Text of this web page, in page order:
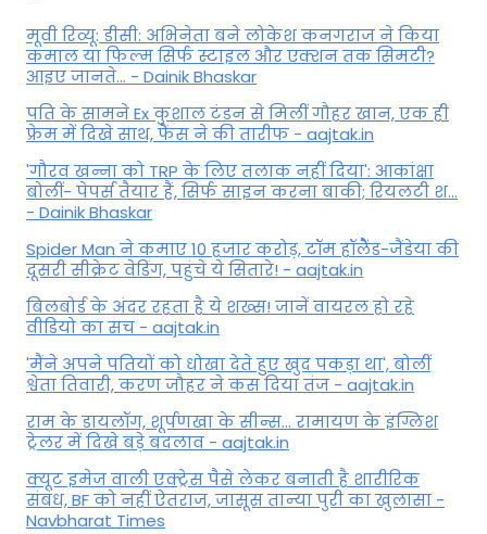
मूवी रिव्यू: डीसी: अभिनेता बने लोकेश कनगराज ने किया
कमाल या फिल्म सिर्फ स्टाइल और एक्शन तक सिमटी?
आइए जानते... - Dainik Bhaskar
पति के सामने Ex कुशाल टंडन से मिलीं गौहर खान, एक ही
फ्रेम में दिखे साथ, फैंस ने की तारीफ - aajtak.in
'गौरव खन्ना को TRP के लिए तलाक नहीं दिया': आकांक्षा
बोलीं- पेपर्स तैयार हैं, सिर्फ साइन करना बाकी; रियलटी श...
- Dainik Bhaskar
Spider Man ने कमाए 10 हजार करोड़, टॉम हॉलैेंड-जैंडेया की
दूसरी सीक्रेट वेडिंग, पहुंचे ये सितारे! - aajtak.in
बिलबोर्ड के अंदर रहता है ये शख्स! जानें वायरल हो रहे
वीडियो का सच - aajtak.in
'मैंने अपने पतियों को धोखा देते हुए खुद पकड़ा था', बोलीं
श्वेता तिवारी, करण जौहर ने कस दिया तंज - aajtak.in
राम के डायलॉग, शूर्पणखा के सीन्स... रामायण के इंग्लिश
ट्रेलर में दिखे बड़े बदलाव - aajtak.in
क्यूट इमेज वाली एक्ट्रेस पैसे लेकर बनाती है शारीरिक
संबंध, BF को नहीं ऐतराज, जासूस तान्‍या पुरी का खुलासा -
Navbharat Times